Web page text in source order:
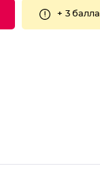
+ 3 балла